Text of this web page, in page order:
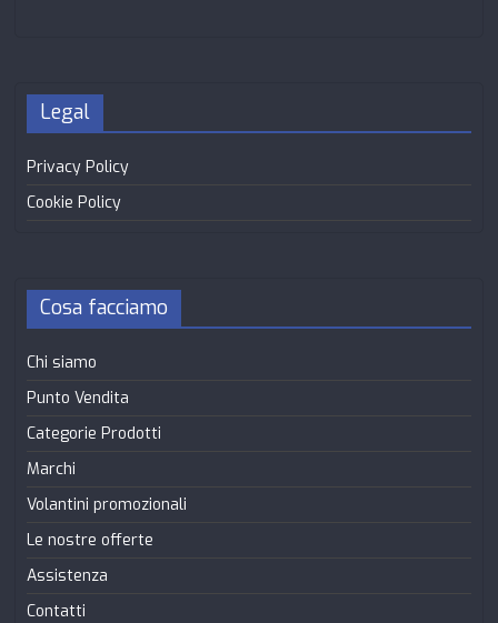
Legal
Privacy Policy
Cookie Policy
Cosa facciamo
Chi siamo
Punto Vendita
Categorie Prodotti
Marchi
Volantini promozionali
Le nostre offerte
Assistenza
Contatti